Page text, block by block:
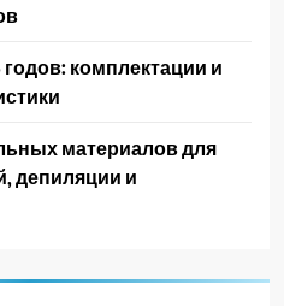
годов: комплектации и
материалов для
депиляции и